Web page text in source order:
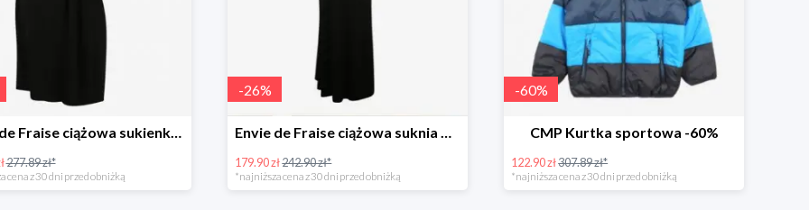
Envie de Fraise ciążowa sukienka 'Madeleine' -50%
277.89 zł*
cena z 30 dni przed obniżką
-26%
Envie de Fraise ciążowa suknia wieczorowa 'Lucille' -26%
179.90 zł242.90 zł*
*najniższa cena z 30 dni przed obniżką
-60%
CMP Kurtka sportowa -60%
122.90 zł307.89 zł*
*najniższa cena z 30 dni przed obniżką